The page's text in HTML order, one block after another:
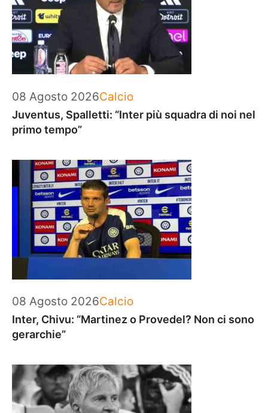
08 Agosto 2026Categorie
Calcio
Juventus, Spalletti: “Inter più squadra di noi nel
primo tempo”
08 Agosto 2026Categorie
Calcio
Inter, Chivu: “Martinez o Provedel? Non ci sono
gerarchie”